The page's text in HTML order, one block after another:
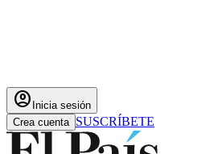
account_circle Inicia sesión
Crea cuenta SUSCRÍBETE